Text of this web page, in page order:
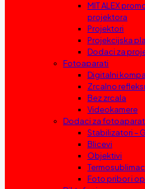
MIT ALEX
projektora
Projektori
Projekcijska
Dodaci za
Fotoaparati
Digitalni
Zrcalno
Bez zrcala
Videokamere
Dodaci za
Stabilizatori –
Blicevi
Objektivi
Foto pribor i